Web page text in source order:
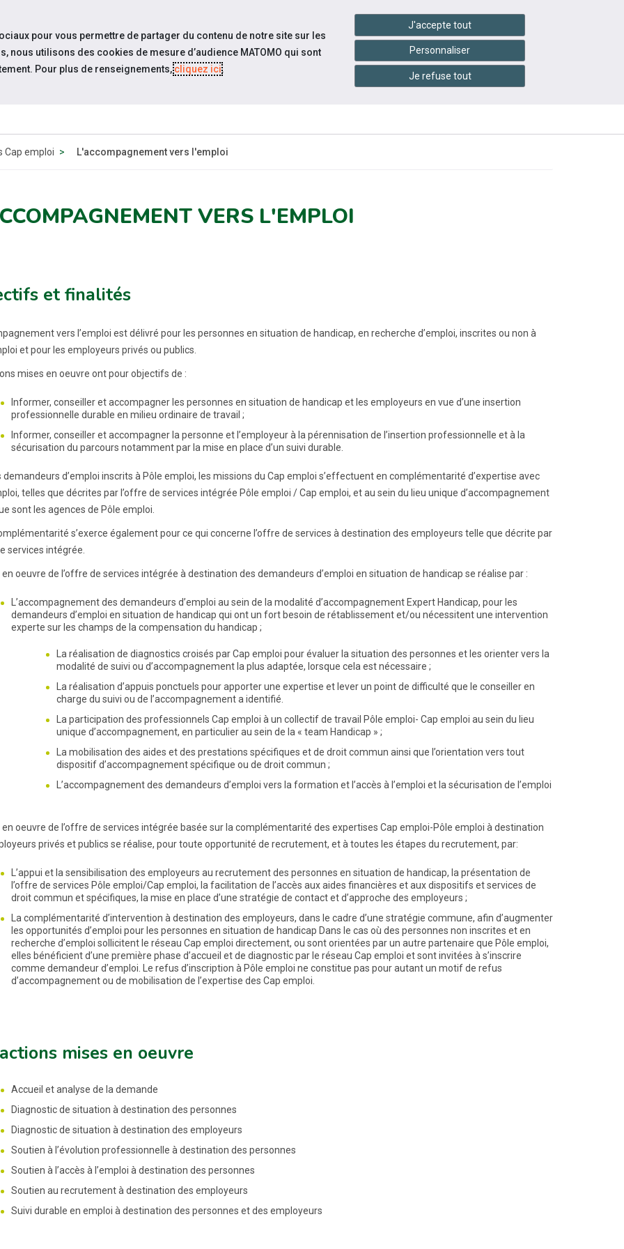
Accessibilité handshake Services en ligne
ESPACE
ESPACE
INFOS
PRATIQUES
ÉVÉNEMENTS
Cap emploi L'accompagnement vers l'emploi
VERS L'EMPLOI
et finalités
vers l’emploi est délivré pour les personnes en situation de handicap, en recherche d’emploi, inscrites ou non à
et pour les employeurs privés ou publics.
mises en oeuvre ont pour objectifs de :
Informer, conseiller et accompagner les personnes en situation de handicap et les employeurs en vue d’une insertion
professionnelle durable en milieu ordinaire de travail ;
Informer, conseiller et accompagner la personne et l’employeur à la pérennisation de l’insertion professionnelle et à la
sécurisation du parcours notamment par la mise en place d’un suivi durable.
demandeurs d’emploi inscrits à Pôle emploi, les missions du Cap emploi s’effectuent en complémentarité d’expertise avec
telles que décrites par l’offre de services intégrée Pôle emploi / Cap emploi, et au sein du lieu unique d’accompagnement
sont les agences de Pôle emploi.
s’exerce également pour ce qui concerne l’offre de services à destination des employeurs telle que décrite par
services intégrée.
oeuvre de l’offre de services intégrée à destination des demandeurs d’emploi en situation de handicap se réalise par :
L’accompagnement des demandeurs d’emploi au sein de la modalité d’accompagnement Expert Handicap, pour les
demandeurs d’emploi en situation de handicap qui ont un fort besoin de rétablissement et/ou nécessitent une intervention
experte sur les champs de la compensation du handicap ;
La réalisation de diagnostics croisés par Cap emploi pour évaluer la situation des personnes et les orienter vers la
modalité de suivi ou d’accompagnement la plus adaptée, lorsque cela est nécessaire ;
La réalisation d’appuis ponctuels pour apporter une expertise et lever un point de difficulté que le conseiller en
charge du suivi ou de l’accompagnement a identifié.
La participation des professionnels Cap emploi à un collectif de travail Pôle emploi- Cap emploi au sein du lieu
unique d’accompagnement, en particulier au sein de la « team Handicap » ;
La mobilisation des aides et des prestations spécifiques et de droit commun ainsi que l’orientation vers tout
dispositif d’accompagnement spécifique ou de droit commun ;
L’accompagnement des demandeurs d’emploi vers la formation et l’accès à l’emploi et la sécurisation de l’emploi
en oeuvre de l’offre de services intégrée basée sur la complémentarité des expertises Cap emploi-Pôle emploi à destination
privés et publics se réalise, pour toute opportunité de recrutement, et à toutes les étapes du recrutement, par:
L’appui et la sensibilisation des employeurs au recrutement des personnes en situation de handicap, la présentation de
l’offre de services Pôle emploi/Cap emploi, la facilitation de l’accès aux aides financières et aux dispositifs et services de
droit commun et spécifiques, la mise en place d’une stratégie de contact et d’approche des employeurs ;
La complémentarité d’intervention à destination des employeurs, dans le cadre d’une stratégie commune, afin d’augmenter
les opportunités d’emploi pour les personnes en situation de handicap Dans le cas où des personnes non inscrites et en
recherche d’emploi sollicitent le réseau Cap emploi directement, ou sont orientées par un autre partenaire que Pôle emploi,
elles bénéficient d’une première phase d’accueil et de diagnostic par le réseau Cap emploi et sont invitées à s’inscrire
comme demandeur d’emploi. Le refus d’inscription à Pôle emploi ne constitue pas pour autant un motif de refus
d’accompagnement ou de mobilisation de l’expertise des Cap emploi.
mises en oeuvre
Accueil et analyse de la demande
Diagnostic de situation à destination des personnes
Diagnostic de situation à destination des employeurs
Soutien à l’évolution professionnelle à destination des personnes
Soutien à l’accès à l’emploi à destination des personnes
Soutien au recrutement à destination des employeurs
Suivi durable en emploi à destination des personnes et des employeurs
pour vous permettre de partager du contenu de notre site sur les
nous utilisons des cookies de mesure d’audience MATOMO qui sont
Pour plus de renseignements,cliquez ici.
J'accepte tout
Personnaliser
Je refuse tout